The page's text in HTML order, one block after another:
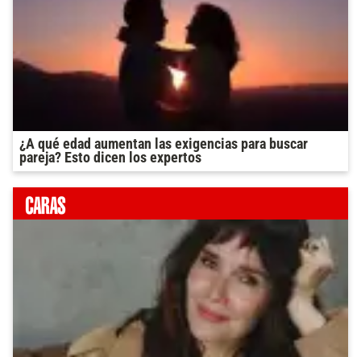
¿A qué edad aumentan las exigencias para buscar
pareja? Esto dicen los expertos